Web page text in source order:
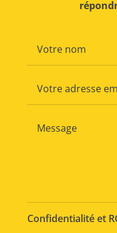
Confidentialité et